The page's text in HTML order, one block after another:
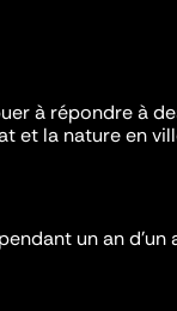
à répondre à
et la nature en
un an